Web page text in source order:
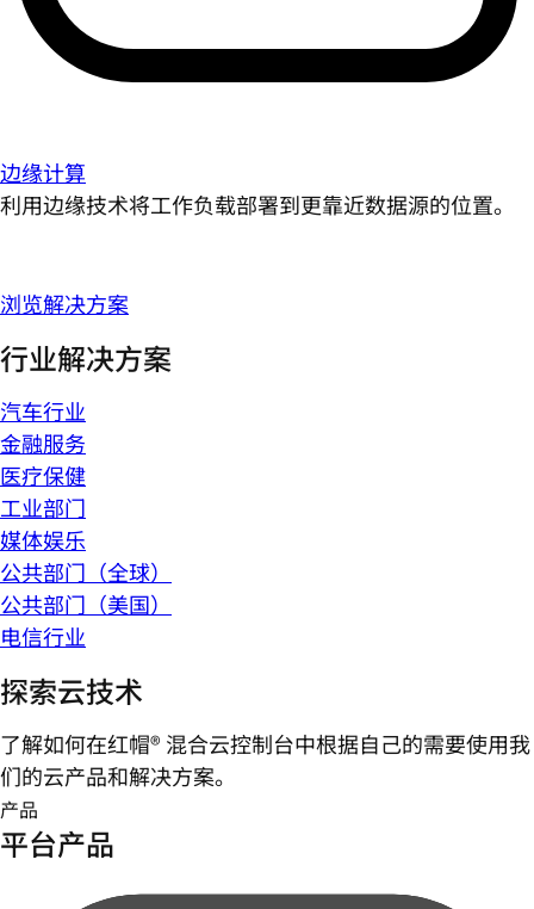
边缘计算
利用边缘技术将工作负载部署到更靠近数据源的位置。
浏览解决方案
行业解决方案
汽车行业
金融服务
医疗保健
工业部门
媒体娱乐
公共部门（全球）
公共部门（美国）
电信行业
探索云技术
了解如何在红帽® 混合云控制台中根据自己的需要使用我
们的云产品和解决方案。
产品
平台产品